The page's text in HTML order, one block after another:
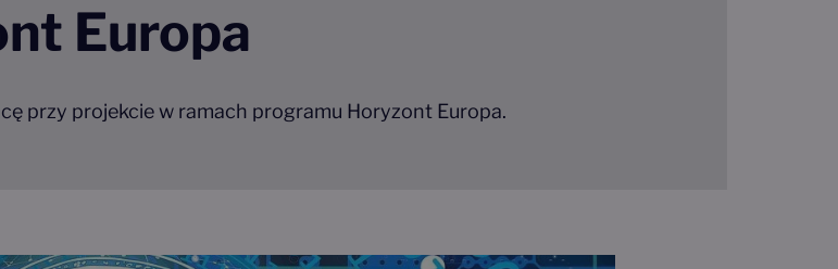
Europa
przy projekcie w ramach programu Horyzont Europa.